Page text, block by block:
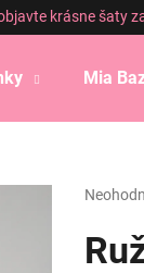
krásne šaty
Mia
produktu
je
nájsť?